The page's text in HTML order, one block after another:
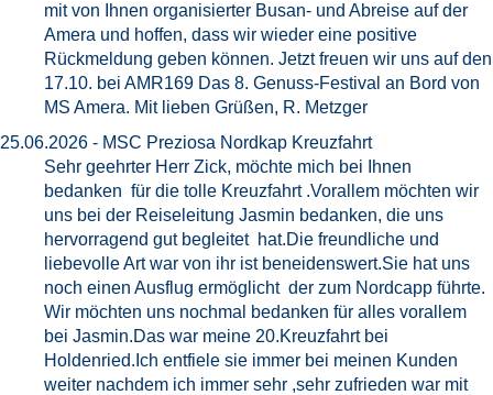
mit von Ihnen organisierter Busan- und Abreise auf der
Amera und hoffen, dass wir wieder eine positive
Rückmeldung geben können. Jetzt freuen wir uns auf den
17.10. bei AMR169 Das 8. Genuss-Festival an Bord von
MS Amera. Mit lieben Grüßen, R. Metzger
25.06.2026 - MSC Preziosa Nordkap Kreuzfahrt
Sehr geehrter Herr Zick, möchte mich bei Ihnen
bedanken für die tolle Kreuzfahrt .Vorallem möchten wir
uns bei der Reiseleitung Jasmin bedanken, die uns
hervorragend gut begleitet hat.Die freundliche und
liebevolle Art war von ihr ist beneidenswert.Sie hat uns
noch einen Ausflug ermöglicht der zum Nordcapp führte.
Wir möchten uns nochmal bedanken für alles vorallem
bei Jasmin.Das war meine 20.Kreuzfahrt bei
Holdenried.Ich entfiele sie immer bei meinen Kunden
weiter nachdem ich immer sehr ,sehr zufrieden war mit